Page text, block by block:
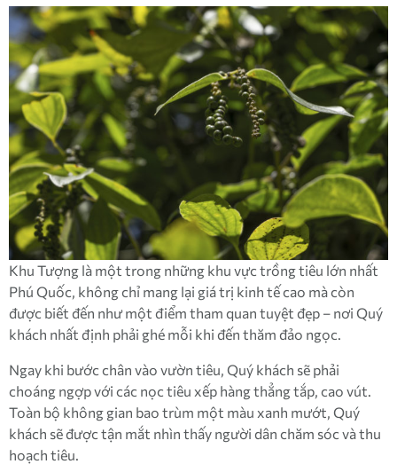
Khu Tượng là một trong những khu vực trồng tiêu lớn nhất
Phú Quốc, không chỉ mang lại giá trị kinh tế cao mà còn
được biết đến như một điểm tham quan tuyệt đẹp – nơi Quý
khách nhất định phải ghé mỗi khi đến thăm đảo ngọc.
Ngay khi bước chân vào vườn tiêu, Quý khách sẽ phải
choáng ngợp với các nọc tiêu xếp hàng thẳng tắp, cao vút.
Toàn bộ không gian bao trùm một màu xanh mướt, Quý
khách sẽ được tận mắt nhìn thấy người dân chăm sóc và thu
hoạch tiêu.